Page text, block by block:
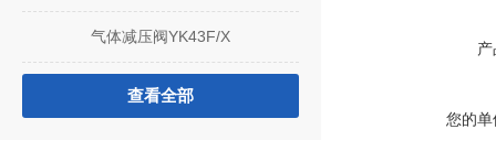
气体减压阀YK43F/X
查看全部
您的单